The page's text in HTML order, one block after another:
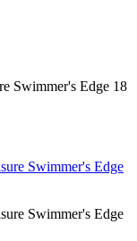
Swimmer's Edge 18